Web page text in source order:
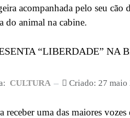
acompanhada pelo seu
do animal na cabine.
“LIBERDADE”
CULTURA Criado: 27 maio
receber uma das maiores